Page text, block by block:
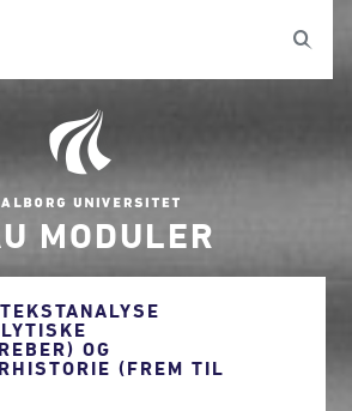
MODULER
OG
(FREM TIL